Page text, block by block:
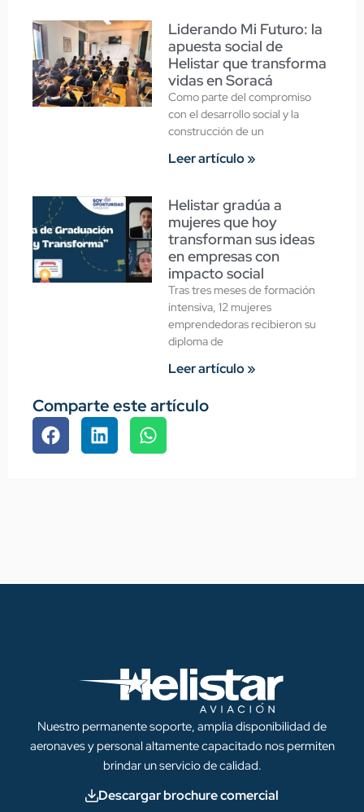
Liderando Mi Futuro: la
apuesta social de
Helistar que transforma
vidas en Soracá
Como parte del compromiso
con el desarrollo social y la
construcción de un
Leer artículo »
Helistar gradúa a
mujeres que hoy
transforman sus ideas
en empresas con
impacto social
Tras tres meses de formación
intensiva, 12 mujeres
emprendedoras recibieron su
diploma de
Leer artículo »
Comparte este artículo
Nuestro permanente soporte, amplia disponibilidad de
aeronaves y personal altamente capacitado nos permiten
brindar un servicio de calidad.
Descargar brochure comercial